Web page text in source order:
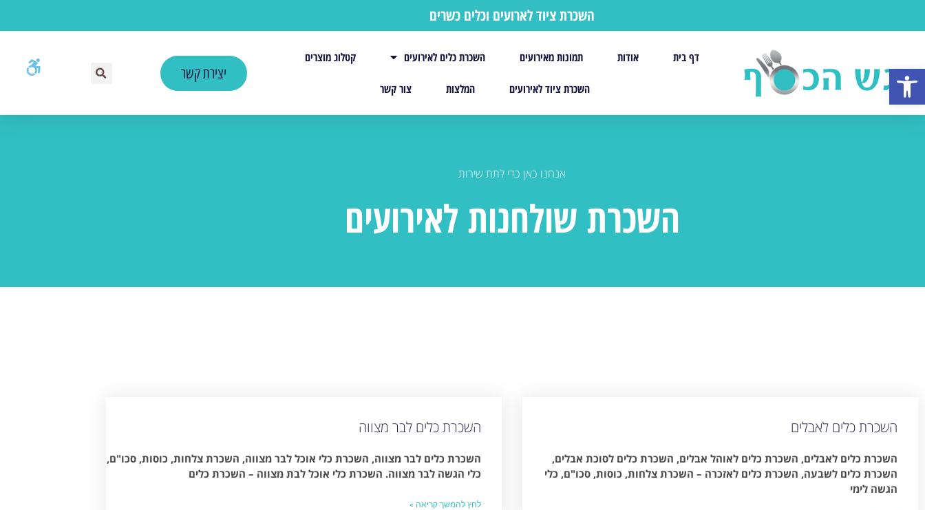
פתח סרגל נגישות
השכרת ציוד לארועים וכלים כשרים
דף בית אודות תמונות מאירועים השכרת כלים לאירועים קטלוג מוצרים
השכרת ציוד לאירועים המלצות צור קשר
יצירת קשר
אנחנו כאן כדי לתת שירות
השכרת שולחנות לאירועים
השכרת כלים לאבלים
השכרת כלים לאבלים, השכרת כלים לאוהל אבלים, השכרת כלים לסוכת אבלים,
השכרת כלים לשבעה, השכרת כלים לאזכרה – השכרת צלחות, כוסות, סכו"ם, כלי
הגשה לימי
השכרת כלים לבר מצווה
השכרת כלים לבר מצווה, השכרת כלי אוכל לבר מצווה, השכרת צלחות, כוסות, סכו"ם,
כלי הגשה לבר מצווה. השכרת כלי אוכל לבת מצווה – השכרת כלים
לחץ להמשך קריאה »